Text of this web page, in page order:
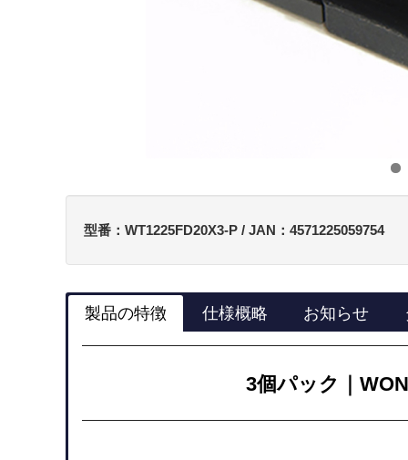
型番：WT1225FD20X3-P / JAN：4571225059754
製品の特徴 仕様概略 お知らせ
3個パック｜